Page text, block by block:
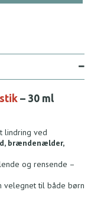
– 30 ml
lindring ved
brændenælder,
og rensende –
velegnet til både børn